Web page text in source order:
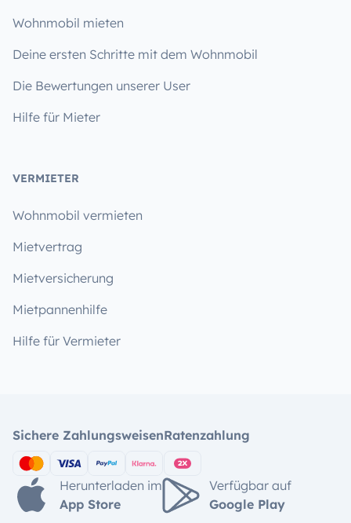
Wohnmobil mieten
Deine ersten Schritte mit dem Wohnmobil
Die Bewertungen unserer User
Hilfe für Mieter
VERMIETER
Wohnmobil vermieten
Mietvertrag
Mietversicherung
Mietpannenhilfe
Hilfe für Vermieter
Sichere ZahlungsweisenRatenzahlung
Herunterladen im
App Store
Verfügbar auf
Google Play